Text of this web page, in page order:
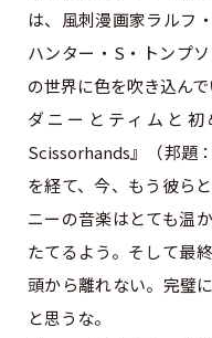
は、風刺漫画家ラルフ
ハンター・S・トンプ
の世界に色を吹き込んで
ダニーとティムと
Scissorhands』（邦題
を経て、今、もう彼ら
ニーの音楽はとても温
たてるよう。そして最
頭から離れない。完璧
と思うな。